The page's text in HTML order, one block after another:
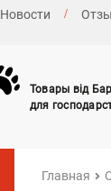
Новости
Товары від
для
Главная